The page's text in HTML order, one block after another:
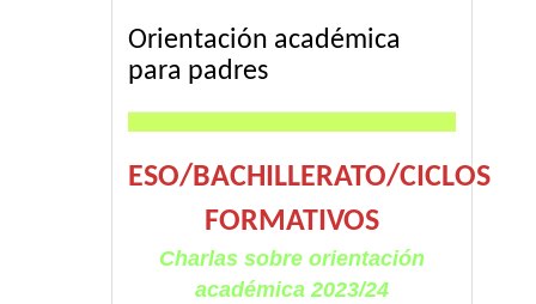
Orientación académica
para padres
ESO/BACHILLERATO/CICLOS
FORMATIVOS
Charlas sobre orientación
académica 2023/24